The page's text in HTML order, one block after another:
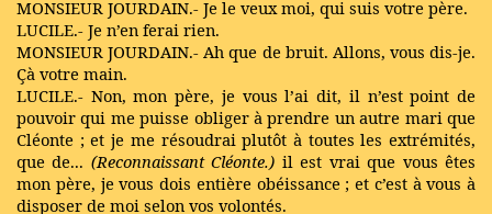
MONSIEUR JOURDAIN.- Je le veux moi, qui suis votre père.
LUCILE.- Je n’en ferai rien.
MONSIEUR JOURDAIN.- Ah que de bruit. Allons, vous dis-je.
Çà votre main.
LUCILE.- Non, mon père, je vous l’ai dit, il n’est point de
pouvoir qui me puisse obliger à prendre un autre mari que
Cléonte ; et je me résoudrai plutôt à toutes les extrémités,
que de... (Reconnaissant Cléonte.) il est vrai que vous êtes
mon père, je vous dois entière obéissance ; et c’est à vous à
disposer de moi selon vos volontés.